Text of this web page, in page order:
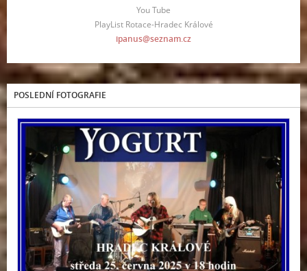
You Tube
PlayList Rotace-Hradec Králové
ipanus@seznam.cz
POSLEDNÍ FOTOGRAFIE